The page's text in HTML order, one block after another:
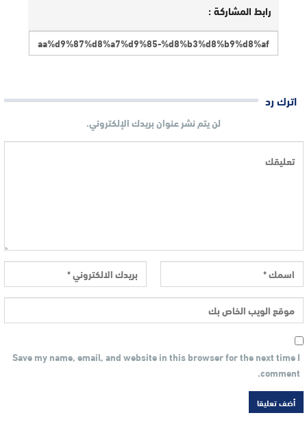
رابط المشاركة :
اترك رد
لن يتم نشر عنوان بريدك الإلكتروني.
Save my name, email, and website in this browser for the next time I
comment.